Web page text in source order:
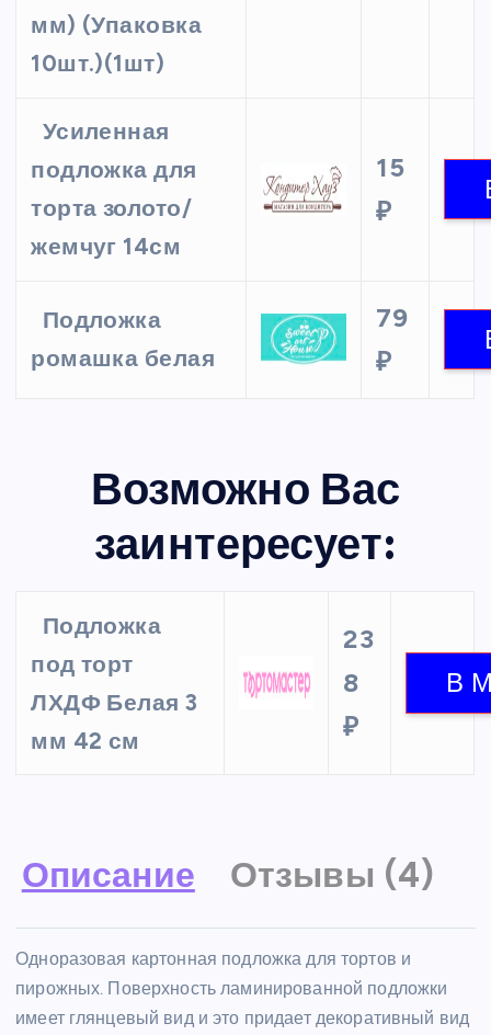
мм) (Упаковка
10шт.)(1шт)
Усиленная
подложка для
торта золото/
жемчуг 14см
15
₽
Подложка
ромашка белая
79
₽
Возможно Вас
заинтересует:
Подложка
под торт
ЛХДФ Белая 3
мм 42 см
23
8
₽
Описание Отзывы (4)
Одноразовая картонная подложка для тортов и
пирожных. Поверхность ламинированной подложки
имеет глянцевый вид и это придает декоративный вид